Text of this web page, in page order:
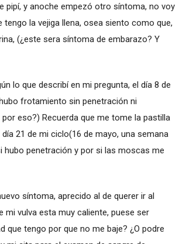
y anoche empezó otro síntoma, no voy
la vejiga llena, osea siento como que,
(¿este sera síntoma de embarazo? Y
lo que describí en mi pregunta, el día 8 de
frotamiento sin penetración ni
eso?) Recuerda que me tome la pastilla
21 de mi ciclo(16 de mayo, una semana
hubo penetración y por si las moscas me
síntoma, aprecido al de querer ir al
mi vulva esta muy caliente, puese ser
que tengo por que no me baje? ¿O podre